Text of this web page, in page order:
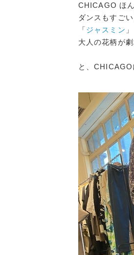
CHICAGO ほ
ダンスもすごい
「ジャスミン 」
大人の花柄が
と、CHICAGO